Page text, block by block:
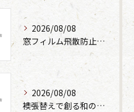
2026/08/08
窓フィルム飛散防止の原理と効果
2026/08/08
襖張替えで創る和の空間と丁寧な施工の魅力